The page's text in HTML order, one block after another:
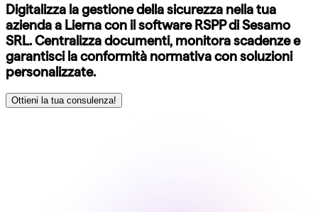
Digitalizza la gestione della sicurezza nella tua
azienda a Lierna con il software RSPP di Sesamo
SRL. Centralizza documenti, monitora scadenze e
garantisci la conformità normativa con soluzioni
personalizzate.
Ottieni la tua consulenza!